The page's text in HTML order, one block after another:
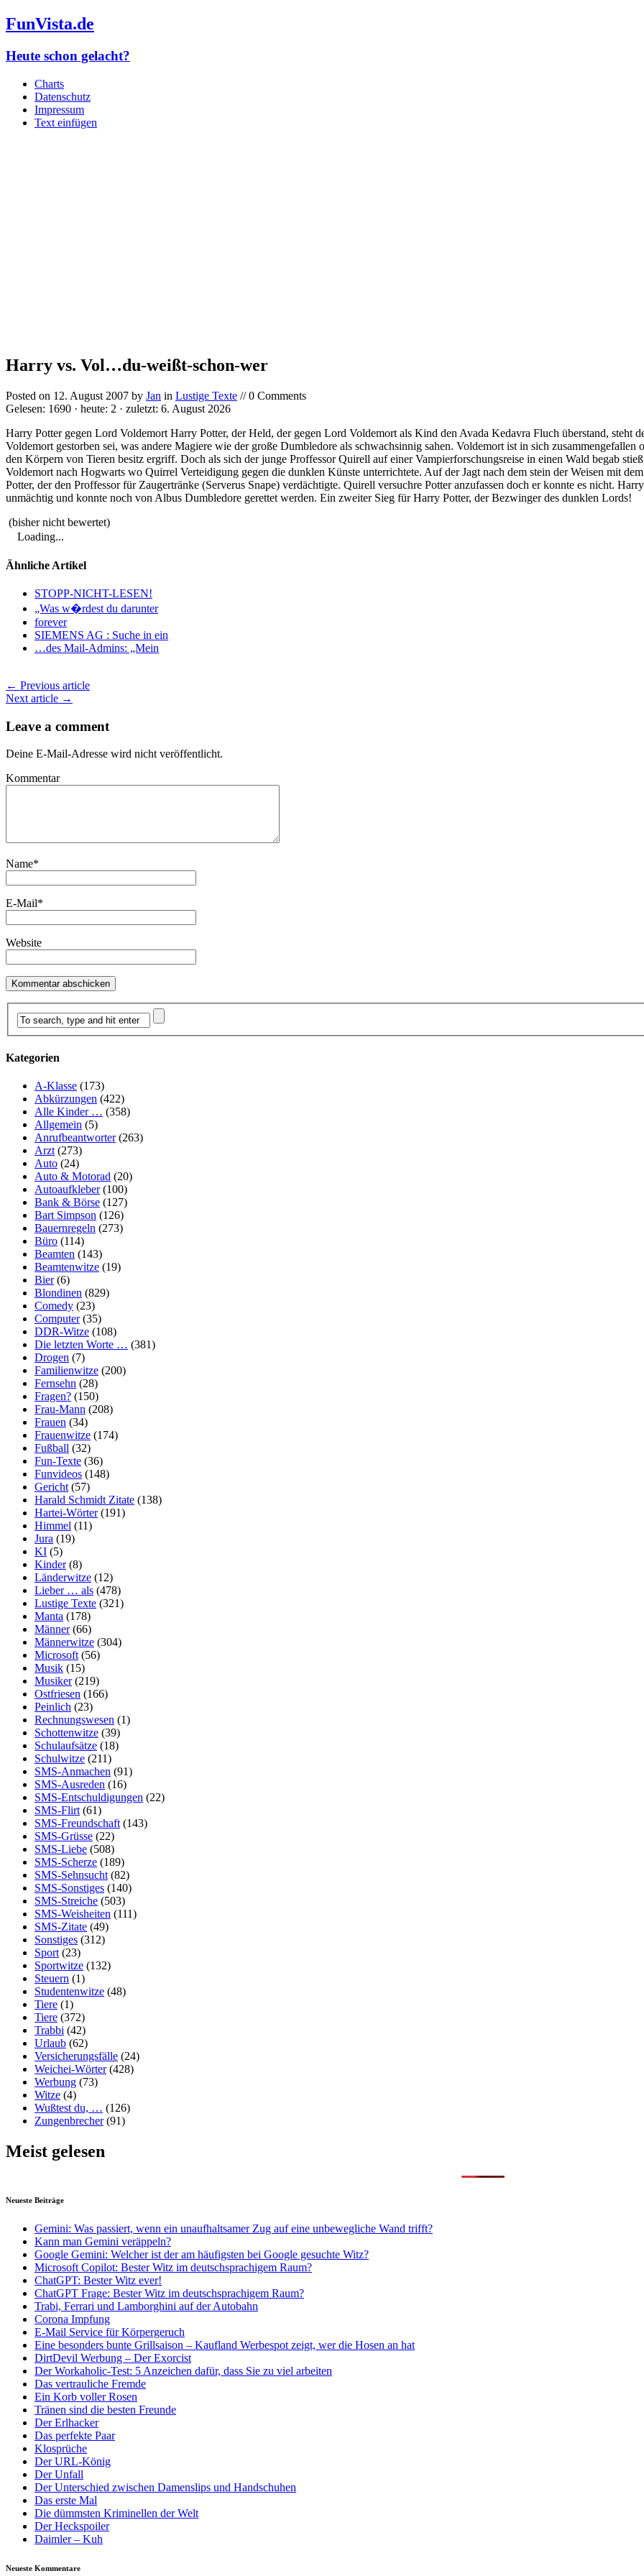
FunVista.de
Heute schon gelacht?
Charts
Datenschutz
Impressum
Text einfügen
Harry vs. Vol…du-weißt-schon-wer
Posted on 12. August 2007 by Jan in Lustige Texte // 0 Comments
Gelesen: 1690 · heute: 2 · zuletzt: 6. August 2026
Harry Potter gegen Lord Voldemort Harry Potter, der Held, der gegen Lord Voldemort als Kind den Avada Kedavra Fluch überstand, steht
Voldemort gestorben sei, was andere Magiere wie der große Dumbledore als schwachsinnig sahen. Voldemort ist in sich
den Körpern von Tieren besitz ergriff. Doch als sich der junge Proffessor Quirell auf einer Vampierforschungsreise in einen Wald begab
Voldemort nach Hogwarts wo Quirrel Verteidigung gegen die dunklen Künste unterrichtete. Auf der Jagt nach dem stein der Weisen mit
Potter, der den Proffessor für Zaugertränke (Serverus Snape) verdächtigte. Quirell versuchre Potter anzufassen doch er konnte es nicht.
unmächtig und konnte noch von Albus Dumbledore gerettet werden. Ein zweiter Sieg für Harry Potter, der Bezwinger des dunklen Lords!
(bisher nicht bewertet)
Loading...
Ähnliche Artikel
STOPP-NICHT-LESEN!
„Was w�rdest du darunter
forever
SIEMENS AG : Suche in ein
…des Mail-Admins: „Mein
← Previous article
Next article →
Leave a comment
Deine E-Mail-Adresse wird nicht veröffentlicht.
Kommentar
Name*
E-Mail*
Website
Kategorien
A-Klasse (173)
Abkürzungen (422)
Alle Kinder … (358)
Allgemein (5)
Anrufbeantworter(263)
Arzt(273)
Auto (24)
Auto & Motorad (20)
Autoaufkleber(100)
Bank & Börse (127)
Bart Simpson (126)
Bauernregeln (273)
Büro (114)
Beamten (143)
Beamtenwitze (19)
Bier(6)
Blondinen (829)
Comedy (23)
Computer(35)
DDR-Witze (108)
Die letzten Worte … (381)
Drogen (7)
Familienwitze (200)
Fernsehn (28)
Fragen? (150)
Frau-Mann (208)
Frauen (34)
Frauenwitze (174)
Fußball (32)
Fun-Texte (36)
Funvideos (148)
Gericht(57)
Harald Schmidt Zitate (138)
Hartei-Wörter(191)
Himmel (11)
Jura (19)
KI (5)
Kinder(8)
Länderwitze (12)
Lieber … als (478)
Lustige Texte (321)
Manta (178)
Männer(66)
Männerwitze (304)
Microsoft(56)
Musik (15)
Musiker(219)
Ostfriesen (166)
Peinlich (23)
Rechnungswesen (1)
Schottenwitze (39)
Schulaufsätze (18)
Schulwitze (211)
SMS-Anmachen (91)
SMS-Ausreden (16)
SMS-Entschuldigungen (22)
SMS-Flirt(61)
SMS-Freundschaft(143)
SMS-Grüsse (22)
SMS-Liebe (508)
SMS-Scherze (189)
SMS-Sehnsucht(82)
SMS-Sonstiges (140)
SMS-Streiche (503)
SMS-Weisheiten (111)
SMS-Zitate (49)
Sonstiges (312)
Sport(23)
Sportwitze (132)
Steuern (1)
Studentenwitze (48)
Tiere (1)
Tiere (372)
Trabbi (42)
Urlaub (62)
Versicherungsfälle (24)
Weichei-Wörter(428)
Werbung (73)
Witze (4)
Wußtest du, … (126)
Zungenbrecher(91)
Meist gelesen
Neueste Beiträge
Gemini: Was passiert, wenn ein unaufhaltsamer Zug auf eine unbewegliche Wand trifft?
Kann man Gemini veräppeln?
Google Gemini: Welcher ist der am häufigsten bei Google gesuchte Witz?
Microsoft Copilot: Bester Witz im deutschsprachigem Raum?
ChatGPT: Bester Witz ever!
ChatGPT Frage: Bester Witz im deutschsprachigem Raum?
Trabi, Ferrari und Lamborghini auf der Autobahn
Corona Impfung
E-Mail Service für Körpergeruch
Eine besonders bunte Grillsaison – Kaufland Werbespot zeigt, wer die Hosen an hat
DirtDevil Werbung – Der Exorcist
Der Workaholic-Test: 5 Anzeichen dafür, dass Sie zu viel arbeiten
Das vertrauliche Fremde
Ein Korb voller Rosen
Tränen sind die besten Freunde
Der Erlhacker
Das perfekte Paar
Klosprüche
Der URL-König
Der Unfall
Der Unterschied zwischen Damenslips und Handschuhen
Das erste Mal
Die dümmsten Kriminellen der Welt
Der Heckspoiler
Daimler – Kuh
Neueste Kommentare